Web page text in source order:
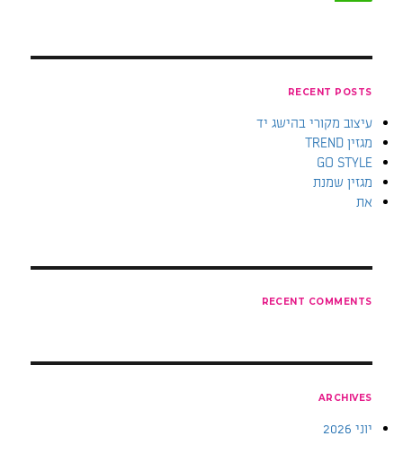
RECENT POSTS
עיצוב מקורי בהישג יד
מגזין TREND
GO STYLE
מגזין שמנת
את
RECENT COMMENTS
ARCHIVES
יוני 2026